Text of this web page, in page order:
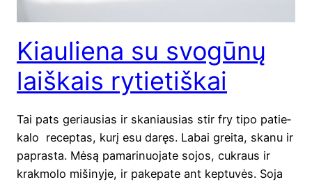
Kiauliena su svogūnų
laiškais rytietiškai
Tai pats geriau­sias ir ska­niau­sias stir fry tipo patie­
ka­lo recep­tas, kurį esu daręs. Labai grei­ta, ska­nu ir
papras­ta. Mėsą pama­ri­nuo­ja­te sojos, cuk­raus ir
krak­mo­lo miši­ny­je, ir pake­pa­te ant kep­tu­vės. Soja